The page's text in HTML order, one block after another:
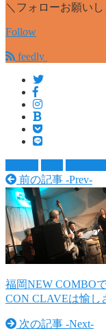
＼フォローお願いし
Follow
feedly
前の記事 -Prev-
福岡NEW COMBO
CON CLAVEは愉
次の記事 -Next-